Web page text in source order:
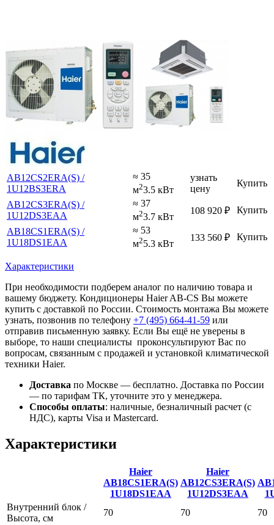
AB12CS2ERA(S) /
1U12BS3ERA
≈ 35
м23.5 кВт
узнать
цену
Купить
AB12CS3ERA(S) /
1U12DS3EAA
≈ 37
м23.7 кВт
108 920 ₽ Купить
AB18CS1ERA(S) /
1U18DS1EAA
≈ 53
м25.3 кВт
133 560 ₽ Купить
Характеристики
При необходимости подберем аналог по наличию товара и
вашему бюджету. Кондиционеры Haier AB-CS Вы можете
купить с доставкой по России. Стоимость монтажа Вы можете
узнать, позвонив по телефону +7 (495) 664-41-59 или
отправив письменную заявку. Если Вы ещё не уверены в
выборе, то наши специалисты проконсультируют Вас по
вопросам, связанным с продажей и установкой климатической
техники Haier.
Доставка по Москве — бесплатно. Доставка по России
— по тарифам ТК, уточните это у менеджера.
Способы оплаты: наличные, безналичный расчет (с
НДС), карты Visa и Mastercard.
Характеристики
Haier
AB18CS1ERA(S)
1U18DS1EAA
Haier
AB12CS3ERA(S)
1U12DS3EAA
Внутренний блок /
Высота, см
70 70 70